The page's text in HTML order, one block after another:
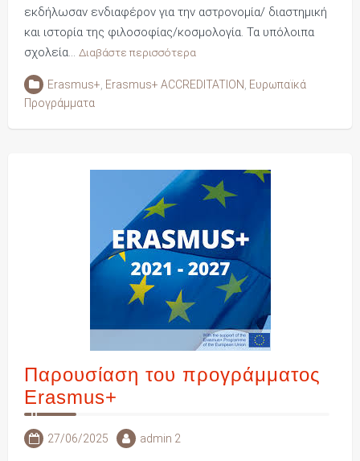
εκδήλωσαν ενδιαφέρον για την αστρονομία/ διαστημική
και ιστορία της φιλοσοφίας/κοσμολογία. Τα υπόλοιπα
σχολεία… Διαβάστε περισσότερα
Erasmus+ Erasmus+ ACCREDITATION
Ευρωπαϊκά
Προγράμματα
Παρουσίαση του προγράμματος
Erasmus+
27/06/2025 admin 2